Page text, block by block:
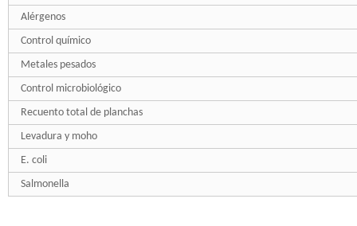
Alérgenos
Control químico
Metales pesados
Control microbiológico
Recuento total de planchas
Levadura y moho
E. coli
Salmonella